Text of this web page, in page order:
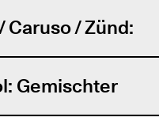
Caruso / Zünd:
Gemischter